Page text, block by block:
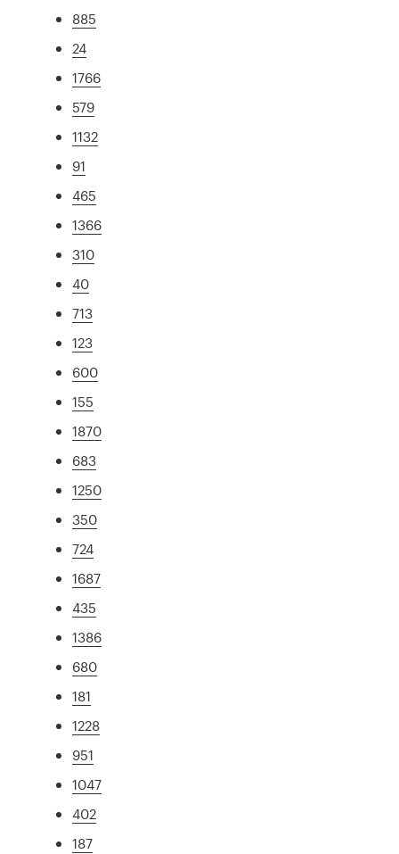
885
24
1766
579
1132
91
465
1366
310
40
713
123
600
155
1870
683
1250
350
724
1687
435
1386
680
181
1228
951
1047
402
187